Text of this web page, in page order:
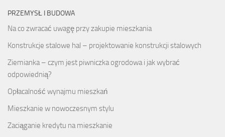
PRZEMYSŁ I BUDOWA
Na co zwracać uwagę przy zakupie mieszkania
Konstrukcje stalowe hal – projektowanie konstrukcji stalowych
Ziemianka – czym jest piwniczka ogrodowa i jak wybrać
odpowiednią?
Opłacalność wynajmu mieszkań
Mieszkanie w nowoczesnym stylu
Zaciąganie kredytu na mieszkanie